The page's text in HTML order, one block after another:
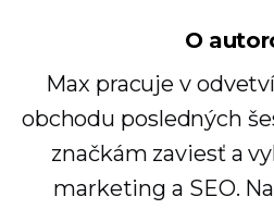
O
Max pracuje v
obchodu posledných
značkám zaviesť a
marketing a SEO.